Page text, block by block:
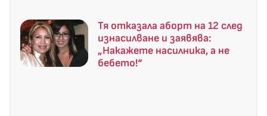
Тя отказала аборт на 12 след
изнасилване и заявява:
„Накажете насилника, а не
бебето!“